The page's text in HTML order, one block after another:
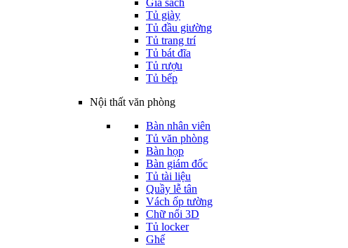
Giá sách
Tủ giày
Tủ đầu giường
Tủ trang trí
Tủ bát đĩa
Tủ rượu
Tủ bếp
Nội thất văn phòng
Bàn nhân viên
Tủ văn phòng
Bàn họp
Bàn giám đốc
Tủ tài liệu
Quầy lễ tân
Vách ốp tường
Chữ nổi 3D
Tủ locker
Ghế